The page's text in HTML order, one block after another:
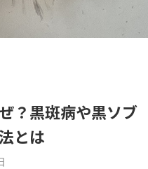
？黒斑病や黒ソブ
とは